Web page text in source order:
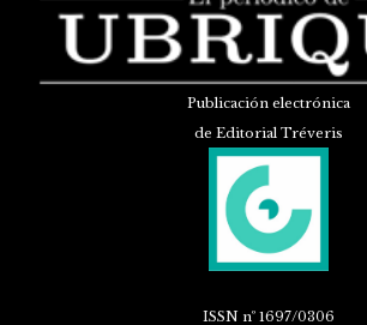
Publicación electrónica
de Editorial Tréveris
ISSN nº 1697/0306